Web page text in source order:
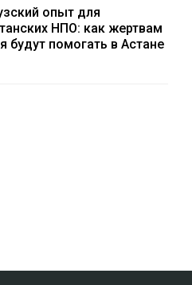
опыт для
НПО: как жертвам
будут помогать в Астане